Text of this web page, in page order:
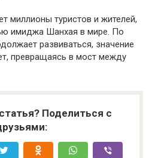
миллионы туристов и жителей,
имиджа Шанхая в мире. По
развиваться, значение
превращаясь в мост между
Поделиться с